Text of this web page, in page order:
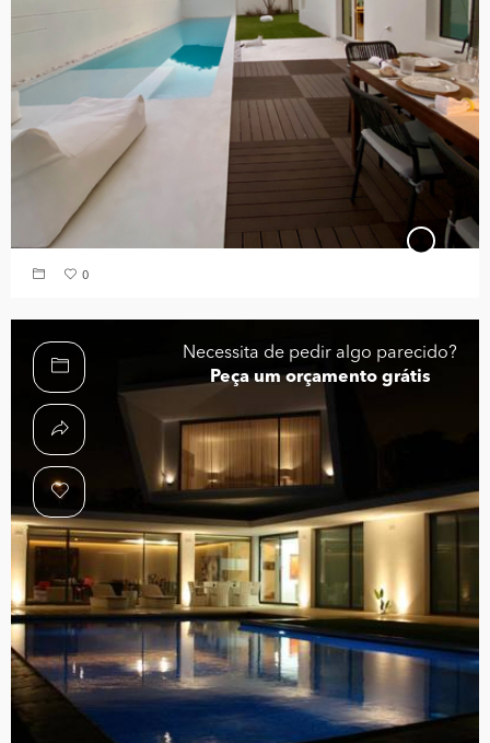
0
Necessita de pedir algo parecido?
Peça um orçamento grátis